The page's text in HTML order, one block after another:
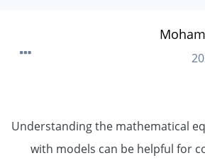
Understanding the mathematical
with models can be helpful for